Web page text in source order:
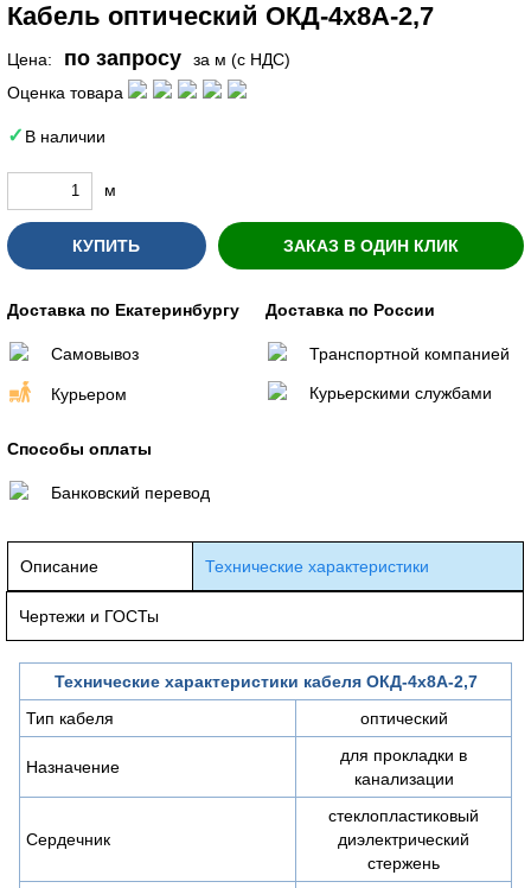
Кабель оптический ОКД-4х8А-2,7
Цена: по запросу
за м (с НДС)
Оценка товара
В наличии
м
КУПИТЬ ЗАКАЗ В ОДИН КЛИК
Доставка по Екатеринбургу
Самовывоз
Курьером
Доставка по России
Транспортной компанией
Курьерскими службами
Способы оплаты
Банковский перевод
Описание Технические характеристики
Чертежи и ГОСТы
Технические характеристики кабеля ОКД-4х8А-2,7
Тип кабеля
оптический
Назначение
для прокладки в
канализации
Сердечник
стеклопластиковый
диэлектрический
стержень